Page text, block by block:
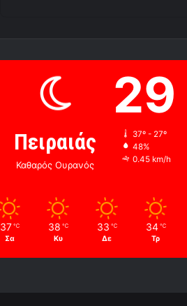
Πειραιάς
Καθαρός Ουρανός
29
37º - 27º
48%
0.45 km/h
37 ℃
Σα
38 ℃
Κυ
33 ℃
Δε
34 ℃
Τρ